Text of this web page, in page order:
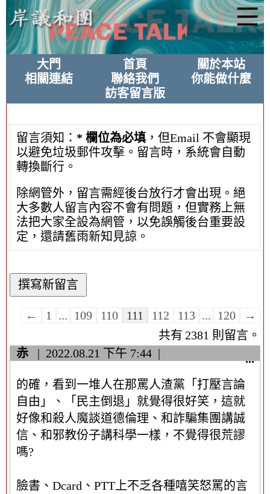
大門 首頁
關於本站
相關連結
聯絡我們
你能做什麼
訪客留言版
留言須知： * 欄位為必填 ，但Email 不會顯現
以避免垃圾郵件攻擊。留言時，系統會自動
轉換斷行。
除網管外，留言需經後台放行才會出現。絕
大多數人留言內容不會有問題，但實務上無
法把大家全設為網管，以免誤觸後台重要設
定，還請舊雨新知見諒。
訪
留
言
清
單
導
覽
← 1 ... 109 110 111 112 113 ... 120
→
2381 則留言。
赤
2022.08.21 下午 7:44
的確，看到一堆人在那罵人渣黨「打壓言論
自由」、「民主倒退」就覺得很好笑，這就
好像和殺人魔談道德倫理、和詐騙集團講誠
信、和邪教份子講科學一樣，不覺得很荒謬
嗎?
臉書、Dcard、PTT上不乏各種嘻笑怒罵的言
...顯